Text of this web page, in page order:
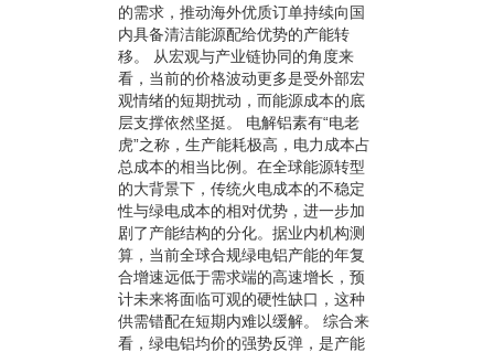
的需求，推动海外优质订单持续向国
内具备清洁能源配给优势的产能转
移。 从宏观与产业链协同的角度来
看，当前的价格波动更多是受外部宏
观情绪的短期扰动，而能源成本的底
层支撑依然坚挺。 电解铝素有“电老
虎”之称，生产能耗极高，电力成本占
总成本的相当比例。在全球能源转型
的大背景下，传统火电成本的不稳定
性与绿电成本的相对优势，进一步加
剧了产能结构的分化。据业内机构测
算，当前全球合规绿电铝产能的年复
合增速远低于需求端的高速增长，预
计未来将面临可观的硬性缺口，这种
供需错配在短期内难以缓解。 综合来
看，绿电铝均价的强势反弹，是产能